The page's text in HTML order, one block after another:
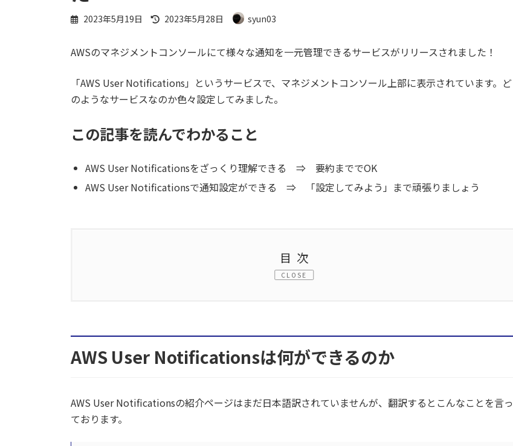
2023年5月19日
最
新
時
:
2023年5月28日 syun03
AWSのマネジメントコンソールにて様々な通知を一元管理できるサービスがリリースされました！
「AWS User Notifications」というサービスで、マネジメントコンソール上部に表示されています。ど
のようなサービスなのか色々設定してみました。
この記事を読んでわかること
AWS User Notificationsをざっくり理解できる ⇒ 要約まででOK
AWS User Notificationsで通知設定ができる ⇒ 「設定してみよう」まで頑張りましょう
目次
2.AWS User Notificationsを設定してみよう
2.2.
AWS User Notificationsは何ができるのか
AWS User Notificationsの紹介ページはまだ日本語訳されていませんが、翻訳するとこんなことを言っ
ております。